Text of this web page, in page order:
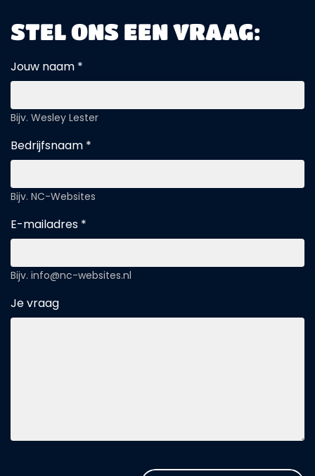
STEL ONS EEN VRAAG:
Jouw naam *
Bijv. Wesley Lester
Bedrijfsnaam *
Bijv. NC-Websites
E-mailadres *
Bijv. info@nc-websites.nl
Je vraag